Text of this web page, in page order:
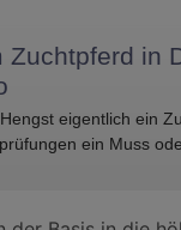
Zuchtpferd in
eigentlich ein
ein Muss